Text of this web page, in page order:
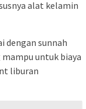
alat kelamin
dengan sunnah
untuk biaya
liburan